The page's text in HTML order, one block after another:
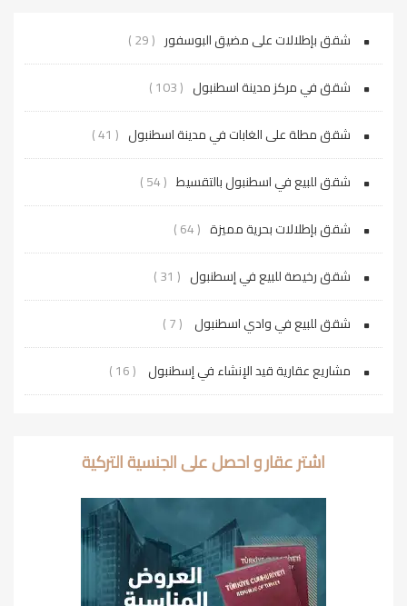
شقق بإطلالات على مضيق البوسفور ( 29 )
شقق في مركز مدينة اسطنبول ( 103 )
شقق مطلة على الغابات في مدينة اسطنبول ( 41 )
شقق للبيع في اسطنبول بالتقسيط ( 54 )
شقق بإطلالات بحرية مميزة ( 64 )
شقق رخيصة للبيع في إسطنبول ( 31 )
شقق للبيع في وادي اسطنبول ( 7 )
مشاريع عقارية قيد الإنشاء في إسطنبول ( 16 )
اشتر عقار و احصل على الجنسية التركية